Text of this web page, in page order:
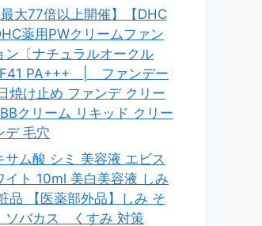
最大77倍以上開催】【DHC
薬用PWクリームファン
ン〔ナチュラルオークル
PA+++ | ファンデー
焼け止め ファンデ クリー
クリーム リキッド クリー
デ 毛穴
サム酸 シミ 美容液 エビス
イト 10ml 美白美容液 しみ
品 【医薬部外品】しみ そ
バカス くすみ 対策